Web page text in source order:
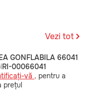
Vezi tot
GONFLABILA 66041
RI-00066041
vă , pentru a
prețul